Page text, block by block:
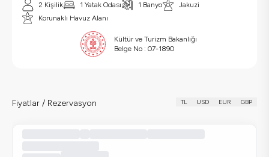
2 Kişilik 1 Yatak Odası 1 Banyo
Jakuzi
Korunaklı Havuz Alanı
Kültür ve Turizm Bakanlığı
Belge No : 07-1890
Fiyatlar / Rezervasyon TL USD EUR GBP